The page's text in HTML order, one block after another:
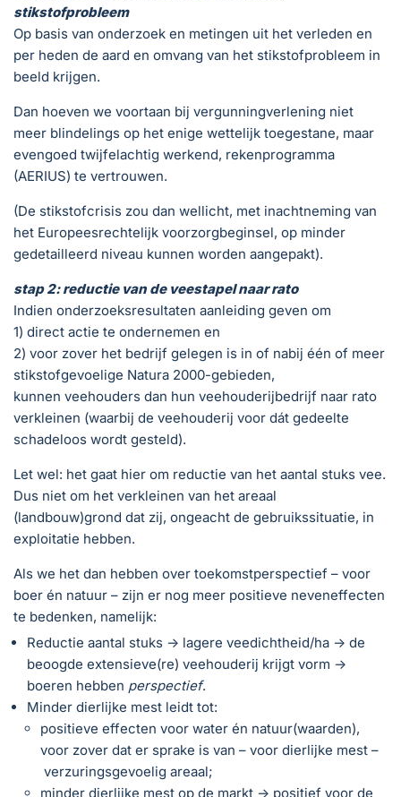
stikstofprobleem
Op basis van onderzoek en metingen uit het verleden en
per heden de aard en omvang van het stikstofprobleem in
beeld krijgen.
Dan hoeven we voortaan bij vergunningverlening niet
meer blindelings op het enige wettelijk toegestane, maar
evengoed twijfelachtig werkend, rekenprogramma
(AERIUS) te vertrouwen.
(De stikstofcrisis zou dan wellicht, met inachtneming van
het Europeesrechtelijk voorzorgbeginsel, op minder
gedetailleerd niveau kunnen worden aangepakt).
stap 2: reductie van de veestapel naar rato
Indien onderzoeksresultaten aanleiding geven om
1) direct actie te ondernemen en
2) voor zover het bedrijf gelegen is in of nabij één of meer
stikstofgevoelige Natura 2000-gebieden,
kunnen veehouders dan hun veehouderijbedrijf naar rato
verkleinen (waarbij de veehouderij voor dát gedeelte
schadeloos wordt gesteld).
Let wel: het gaat hier om reductie van het aantal stuks vee.
Dus niet om het verkleinen van het areaal
(landbouw)grond dat zij, ongeacht de gebruikssituatie, in
exploitatie hebben.
Als we het dan hebben over toekomstperspectief – voor
boer én natuur – zijn er nog meer positieve neveneffecten
te bedenken, namelijk:
Reductie aantal stuks -> lagere veedichtheid/ha -> de
beoogde extensieve(re) veehouderij krijgt vorm ->
boeren hebben perspectief.
Minder dierlijke mest leidt tot:
positieve effecten voor water én natuur(waarden),
voor zover dat er sprake is van – voor dierlijke mest –
verzuringsgevoelig areaal;
minder dierlijke mest op de markt -> positief voor de